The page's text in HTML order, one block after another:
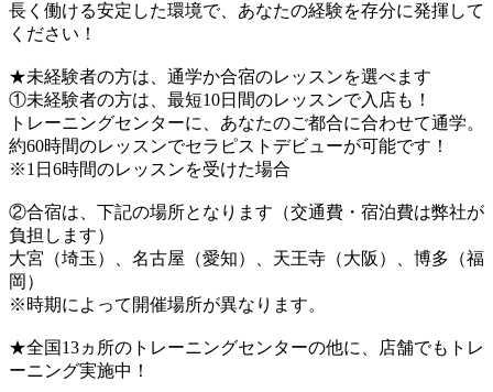
長く働ける安定した環境で、あなたの経験を存分に発揮して
ください！
★未経験者の方は、通学か合宿のレッスンを選べます
①未経験者の方は、最短10日間のレッスンで入店も！
トレーニングセンターに、あなたのご都合に合わせて通学。
約60時間のレッスンでセラピストデビューが可能です！
※1日6時間のレッスンを受けた場合
②合宿は、下記の場所となります（交通費・宿泊費は弊社が
負担します）
大宮（埼玉）、名古屋（愛知）、天王寺（大阪）、博多（福
岡）
※時期によって開催場所が異なります。
★全国13ヵ所のトレーニングセンターの他に、店舗でもトレ
ーニング実施中！